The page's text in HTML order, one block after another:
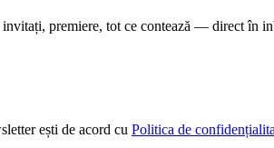
premiere, tot ce contează — direct în
ești de acord cu Politica de